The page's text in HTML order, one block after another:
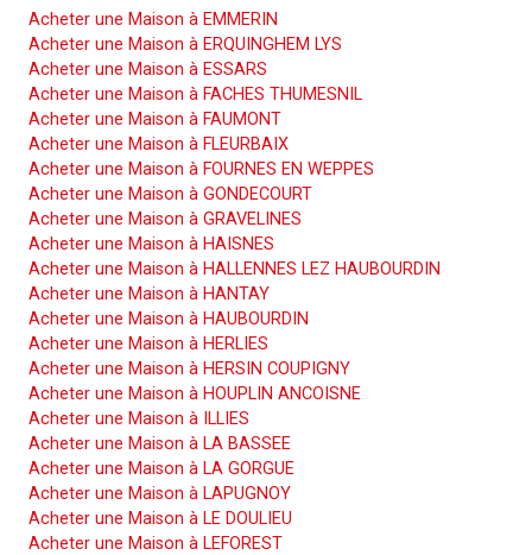
Acheter une Maison à EMMERIN
Acheter une Maison à ERQUINGHEM LYS
Acheter une Maison à ESSARS
Acheter une Maison à FACHES THUMESNIL
Acheter une Maison à FAUMONT
Acheter une Maison à FLEURBAIX
Acheter une Maison à FOURNES EN WEPPES
Acheter une Maison à GONDECOURT
Acheter une Maison à GRAVELINES
Acheter une Maison à HAISNES
Acheter une Maison à HALLENNES LEZ HAUBOURDIN
Acheter une Maison à HANTAY
Acheter une Maison à HAUBOURDIN
Acheter une Maison à HERLIES
Acheter une Maison à HERSIN COUPIGNY
Acheter une Maison à HOUPLIN ANCOISNE
Acheter une Maison à ILLIES
Acheter une Maison à LA BASSEE
Acheter une Maison à LA GORGUE
Acheter une Maison à LAPUGNOY
Acheter une Maison à LE DOULIEU
Acheter une Maison à LEFOREST